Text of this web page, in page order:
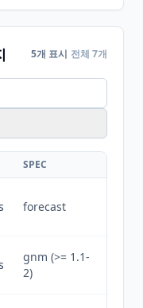
5개 표시 전체 7개
SPEC
forecast
gnm (>= 1.1-
2)